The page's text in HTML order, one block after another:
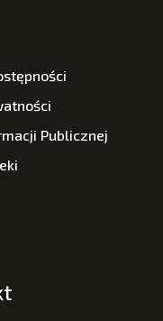
Publicznej